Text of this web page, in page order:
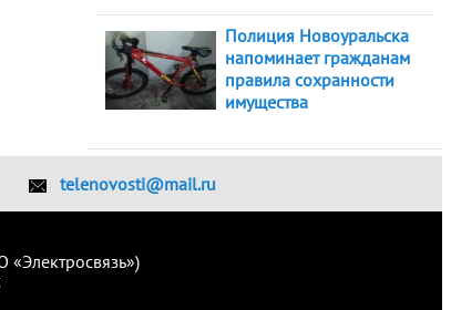
Полиция Новоуральска
напоминает гражданам
правила сохранности
имущества
telenovosti@mail.ru
«Электросвязь»)